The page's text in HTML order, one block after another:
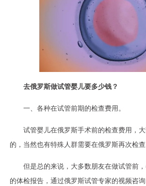
去俄罗斯做试管婴儿要多少钱？
一、各种在试管前期的检查费用。
试管婴儿在俄罗斯手术前的检查费用，
的，当然也有特殊人群需要在俄罗斯再次检查
但是总的来说，大多数朋友在做试管前
的体检报告，通过俄罗斯试管专家的视频咨